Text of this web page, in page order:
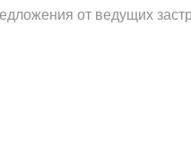
от ведущих